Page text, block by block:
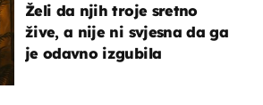
Želi da njih troje sretno
žive, a nije ni svjesna da ga
je odavno izgubila